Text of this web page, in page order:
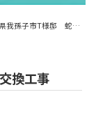
孫子市T様邸 蛇口位置交換工事
換工事